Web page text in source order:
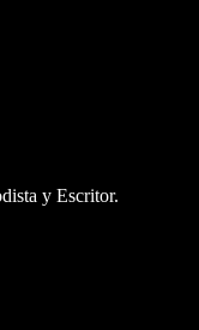
y Escritor.